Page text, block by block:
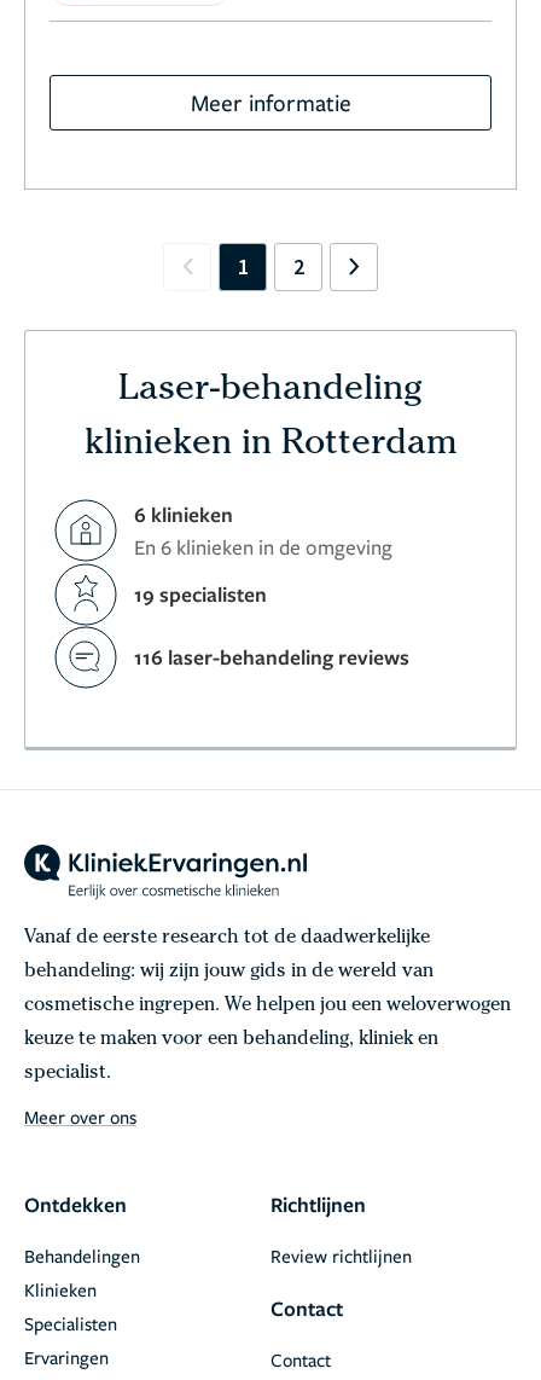
Meer informatie
Previous
1 2 Next
Laser-behandeling
klinieken in Rotterdam
6 klinieken
En 6 klinieken in de omgeving
19 specialisten
116 laser-behandeling reviews
Vanaf de eerste research tot de daadwerkelijke
behandeling: wij zijn jouw gids in de wereld van
cosmetische ingrepen. We helpen jou een weloverwogen
keuze te maken voor een behandeling, kliniek en
specialist.
Meer over ons
Ontdekken
Behandelingen
Klinieken
Specialisten
Ervaringen
Richtlijnen
Review richtlijnen
Contact
Contact